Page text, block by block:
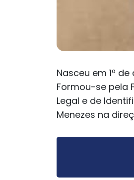
Nasceu em 1º
Formou-se pela
Legal e de
Menezes na